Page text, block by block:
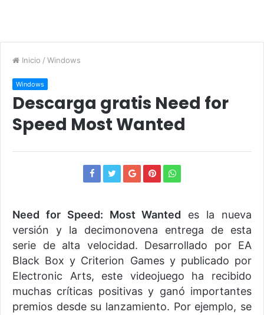
Inicio / Windows
Windows
Descarga gratis Need for
Speed Most Wanted
Need for Speed: ​​Most Wanted es la nueva
versión y la decimonovena entrega de esta
serie de alta velocidad. Desarrollado por EA
Black Box y Criterion Games y publicado por
Electronic Arts, este videojuego ha recibido
muchas críticas positivas y ganó importantes
premios desde su lanzamiento. Por ejemplo, se